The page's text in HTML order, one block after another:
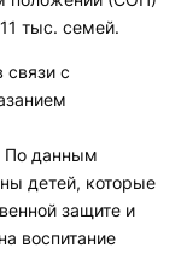
тыс. семей.
связи с
По данным
детей, которые
защите и
воспитание